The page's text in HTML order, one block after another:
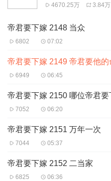
4670.25万 3.84万
帝君要下嫁 2148 当众
6802 07:02
帝君要下嫁 2149 帝君要他的
6949 06:45
帝君要下嫁 2150 哪位帝君要
7052 06:20
帝君要下嫁 2151 万年一次
7044 05:37
帝君要下嫁 2152 二当家
6825 06:36